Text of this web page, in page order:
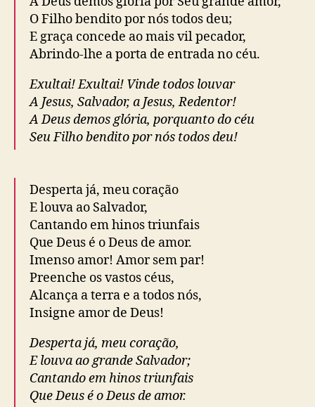
O Filho bendito por nós todos deu;
E graça concede ao mais vil pecador,
Abrindo-lhe a porta de entrada no céu.
Exultai! Exultai! Vinde todos louvar
A Jesus, Salvador, a Jesus, Redentor!
A Deus demos glória, porquanto do céu
Seu Filho bendito por nós todos deu!
Desperta já, meu coração
E louva ao Salvador,
Cantando em hinos triunfais
Que Deus é o Deus de amor.
Imenso amor! Amor sem par!
Preenche os vastos céus,
Alcança a terra e a todos nós,
Insigne amor de Deus!
Desperta já, meu coração,
E louva ao grande Salvador;
Cantando em hinos triunfais
Que Deus é o Deus de amor.